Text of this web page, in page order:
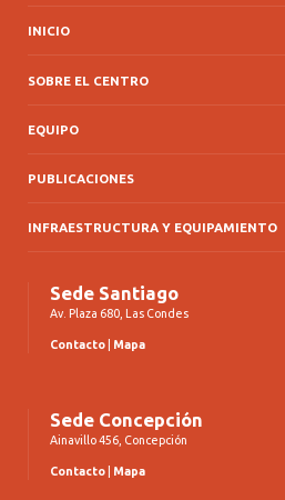
INICIO
SOBRE EL CENTRO
EQUIPO
PUBLICACIONES
INFRAESTRUCTURA Y EQUIPAMIENTO
Sede Santiago
Av. Plaza 680, Las Condes
Contacto Mapa
Sede Concepción
Ainavillo 456, Concepción
Contacto Mapa